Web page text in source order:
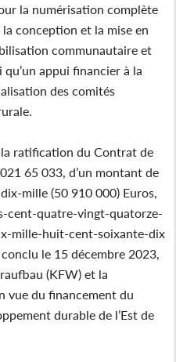
la numérisation complète
conception et la mise en
communautaire et
appui financier à la
des comités
ratification du Contrat de
65 033, d’un montant de
mille (50 910 000) Euros,
cent-quatre-vingt-quatorze-
mille-huit-cent-soixante-dix
le 15 décembre 2023,
(KFW) et la
vue du financement du
durable de l’Est de